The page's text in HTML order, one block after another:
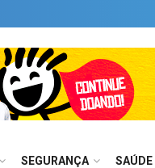
SEGURANÇA SAÚDE